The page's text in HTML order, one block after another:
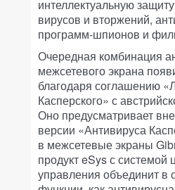
интеллектуальную
вирусов и вторжений,
программ-шпионов и
Очередная комбинация
межсетевого экрана
благодаря соглашению
Касперского» с
Оно предусматривает
версии «Антивируса
в межсетевые экраны
продукт eSys с системой
управления объединит в